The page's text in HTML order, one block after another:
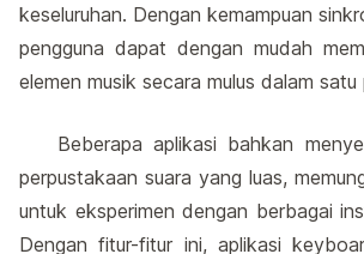
keseluruhan. Dengan kemampuan
pengguna dapat dengan mudah
elemen musik secara mulus dalam satu
Beberapa aplikasi bahkan
perpustakaan suara yang luas,
untuk eksperimen dengan berbagai
Dengan fitur-fitur ini, aplikasi